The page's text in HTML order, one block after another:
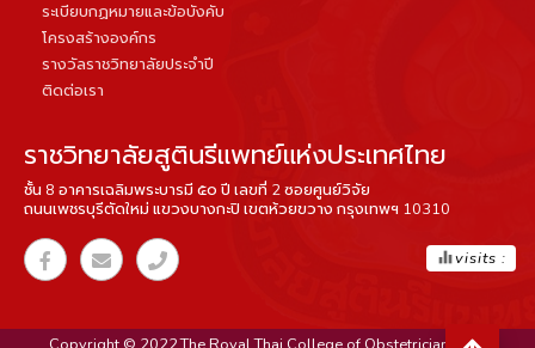
ระเบียบกฏหมายและข้อบังคับ
โครงสร้างองค์กร
รางวัลราชวิทยาลัยประจำปี
ติดต่อเรา
ราชวิทยาลัยสูตินรีแพทย์แห่งประเทศไทย
ชั้น 8 อาคารเฉลิมพระบารมี ๕๐ ปี เลขที่ 2 ซอยศูนย์วิจัย
ถนนเพชรบุรีตัดใหม่ แขวงบางกะปิ เขตห้วยขวาง กรุงเทพฯ 10310
equalizervisits :